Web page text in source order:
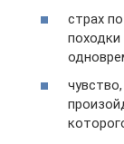
страх
походки